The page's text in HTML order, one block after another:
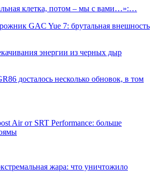
клетка, потом – мы с вами…»:…
GAC Yue 7: брутальная внешность
энергии из черных дыр
досталось несколько обновок, в том
Air от SRT Performance: больше
жара: что уничтожило